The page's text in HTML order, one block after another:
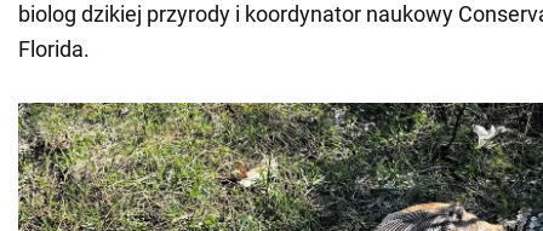
biolog dzikiej przyrody i koordynator naukowy
Florida.